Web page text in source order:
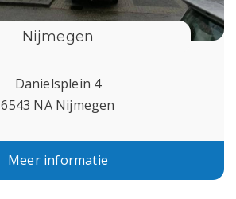
Nijmegen
Danielsplein 4
6543 NA Nijmegen
Meer informatie